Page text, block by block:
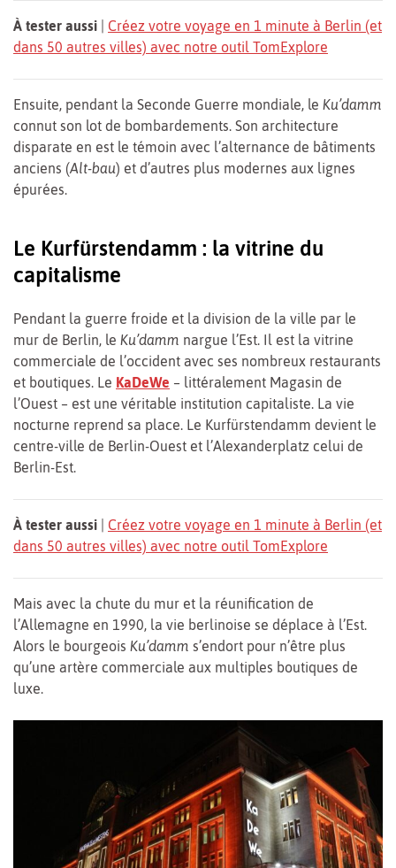
À tester aussi
Créez votre voyage en 1 minute à Berlin (et
dans 50 autres villes) avec notre outil TomExplore
Ensuite, pendant la Seconde Guerre mondiale, le Ku’damm
connut son lot de bombardements. Son architecture
disparate en est le témoin avec l’alternance de bâtiments
anciens (Alt-bau) et d’autres plus modernes aux lignes
épurées.
Le Kurfürstendamm : la vitrine du
capitalisme
Pendant la guerre froide et la division de la ville par le
mur de Berlin, le Ku’damm nargue l’Est. Il est la vitrine
commerciale de l’occident avec ses nombreux restaurants
et boutiques. Le KaDeWe – littéralement Magasin de
l’Ouest – est une véritable institution capitaliste. La vie
nocturne reprend sa place. Le Kurfürstendamm devient le
centre-ville de Berlin-Ouest et l’Alexanderplatz celui de
Berlin-Est.
À tester aussi
Créez votre voyage en 1 minute à Berlin (et
dans 50 autres villes) avec notre outil TomExplore
Mais avec la chute du mur et la réunification de
l’Allemagne en 1990, la vie berlinoise se déplace à l’Est.
Alors le bourgeois Ku’damm s’endort pour n’être plus
qu’une artère commerciale aux multiples boutiques de
luxe.